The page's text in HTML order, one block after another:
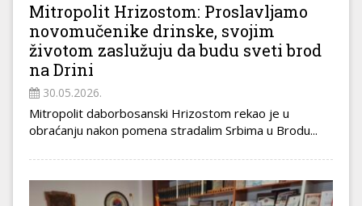
Mitropolit Hrizostom: Proslavljamo
novomučenike drinske, svojim
životom zaslužuju da budu sveti brod
na Drini
30.05.2026.
Mitropolit daborbosanski Hrizostom rekao je u
obraćanju nakon pomena stradalim Srbima u Brodu...